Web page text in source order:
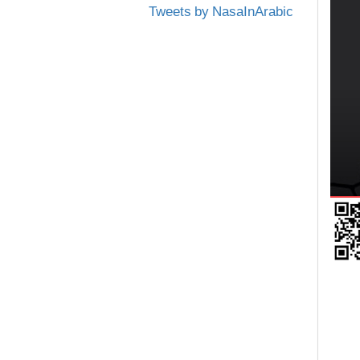
Tweets by NasaInArabic